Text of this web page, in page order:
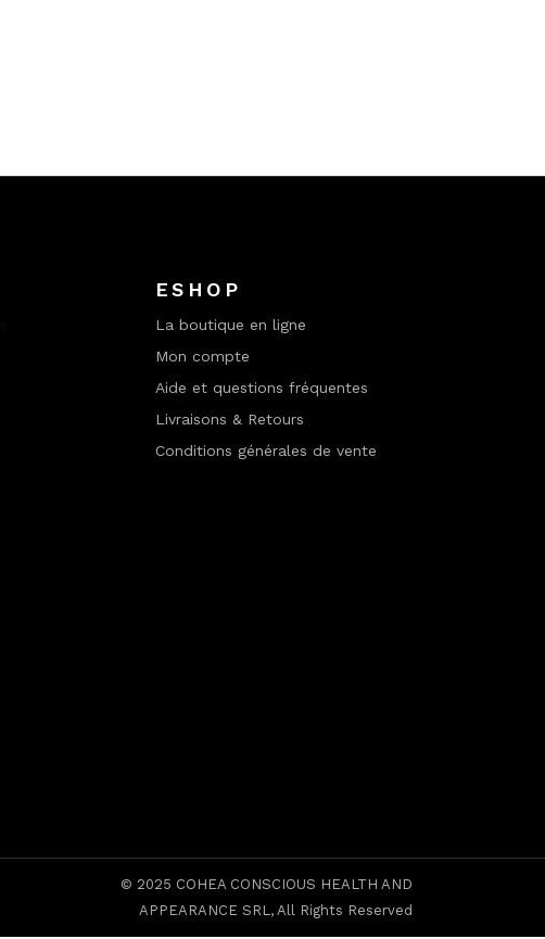
ESHOP
La boutique en ligne
Mon compte
Aide et questions fréquentes
Livraisons & Retours
Conditions générales de vente
© 2025 COHEA CONSCIOUS HEALTH AND
APPEARANCE SRL, All Rights Reserved